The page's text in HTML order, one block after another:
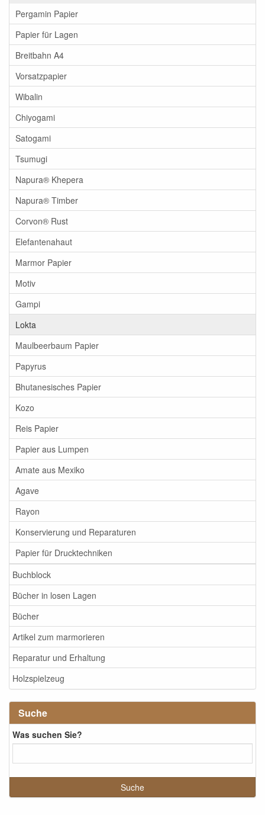
Pergamin Papier
Papier für Lagen
Breitbahn A4
Vorsatzpapier
Wibalin
Chiyogami
Satogami
Tsumugi
Napura® Khepera
Napura® Timber
Corvon® Rust
Elefantenahaut
Marmor Papier
Motiv
Gampi
Lokta
Maulbeerbaum Papier
Papyrus
Bhutanesisches Papier
Kozo
Reis Papier
Papier aus Lumpen
Amate aus Mexiko
Agave
Rayon
Konservierung und Reparaturen
Papier für Drucktechniken
Buchblock
Bücher in losen Lagen
Bücher
Artikel zum marmorieren
Reparatur und Erhaltung
Holzspielzeug
Suche
Was suchen Sie?